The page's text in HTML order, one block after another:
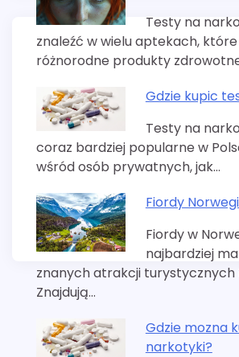
Testy na
znaleźć w wielu aptekach,
różnorodne produkty
Gdzie kupic
Testy na
coraz bardziej popularne w
wśród osób prywatnych, jak…
Fiordy
Fiordy w
najbardziej
znanych atrakcji turystycznych
Znajdują…
Gdzie mozna
narkotyki?
Nawigacja